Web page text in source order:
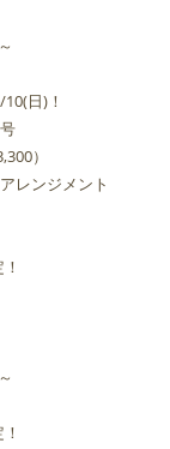
日)！
）
レンジメント